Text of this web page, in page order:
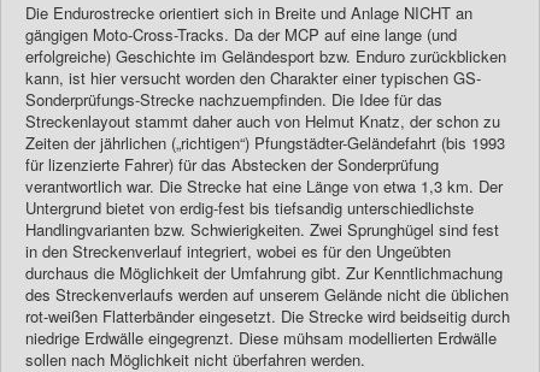
Die Endurostrecke orientiert sich in Breite und Anlage NICHT an
gängigen Moto-Cross-Tracks. Da der MCP auf eine lange (und
erfolgreiche) Geschichte im Geländesport bzw. Enduro zurückblicken
kann, ist hier versucht worden den Charakter einer typischen GS-
Sonderprüfungs-Strecke nachzuempfinden. Die Idee für das
Streckenlayout stammt daher auch von Helmut Knatz, der schon zu
Zeiten der jährlichen („richtigen“) Pfungstädter-Geländefahrt (bis 1993
für lizenzierte Fahrer) für das Abstecken der Sonderprüfung
verantwortlich war. Die Strecke hat eine Länge von etwa 1,3 km. Der
Untergrund bietet von erdig-fest bis tiefsandig unterschiedlichste
Handlingvarianten bzw. Schwierigkeiten. Zwei Sprunghügel sind fest
in den Streckenverlauf integriert, wobei es für den Ungeübten
durchaus die Möglichkeit der Umfahrung gibt. Zur Kenntlichmachung
des Streckenverlaufs werden auf unserem Gelände nicht die üblichen
rot-weißen Flatterbänder eingesetzt. Die Strecke wird beidseitig durch
niedrige Erdwälle eingegrenzt. Diese mühsam modellierten Erdwälle
sollen nach Möglichkeit nicht überfahren werden.